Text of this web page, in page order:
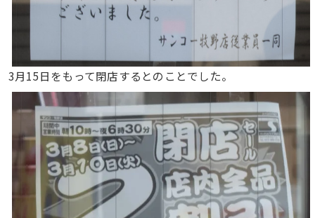
3月15日をもって閉店するとのことでした。